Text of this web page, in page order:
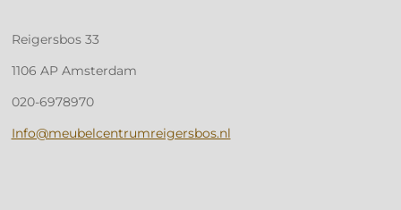
Reigersbos 33
1106 AP Amsterdam
020-6978970
Info@meubelcentrumreigersbos.nl